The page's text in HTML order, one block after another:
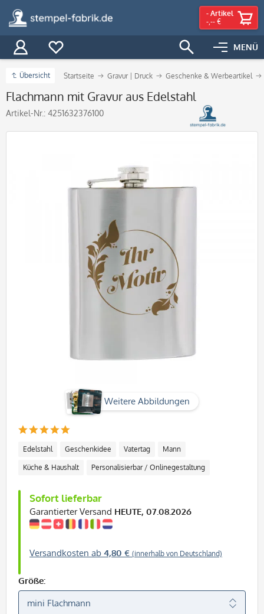
MENÜ
- Artikel
-,-- €
Übersicht Startseite Gravur | Druck Geschenke & Werbeartikel
Flachmann mit Gravur aus Edelstahl
Artikel-Nr.: 4251632376100
Weitere Abbildungen
Edelstahl Geschenkidee Vatertag Mann
Küche & Haushalt Personalisierbar / Onlinegestaltung
Sofort lieferbar
Garantierter Versand HEUTE, 07.08.2026
Versandkosten ab 4,80 € (innerhalb von Deutschland)
Größe: